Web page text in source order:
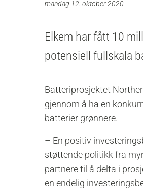
mandag 12. oktober 2020
Elkem har fått 10
potensiell fullskala
Batteriprosjektet
gjennom å ha en
batterier grønnere.
– En positiv
støttende politikk fra
partnere til å delta i
en endelig